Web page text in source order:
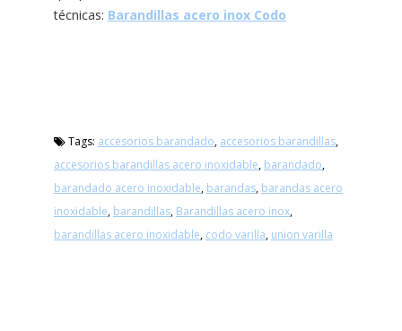
técnicas: Barandillas acero inox Codo
Tags: accesorios barandado, accesorios barandillas,
accesorios barandillas acero inoxidable, barandado,
barandado acero inoxidable, barandas, barandas acero
inoxidable, barandillas, Barandillas acero inox,
barandillas acero inoxidable, codo varilla, union varilla